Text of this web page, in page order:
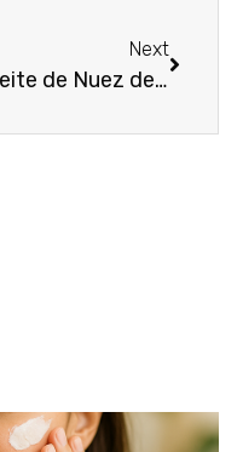
Next
Aceite de Nuez de Brasil la Joya Escondida para el Cuidado de la Piel